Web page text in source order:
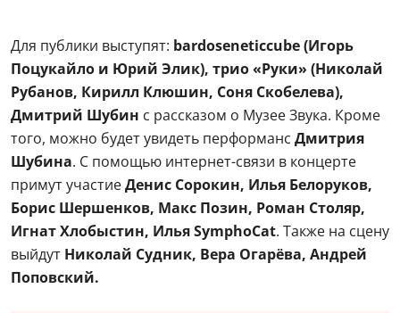
Для публики выступят: bardoseneticcube (Игорь
Поцукайло и Юрий Элик), трио «Руки» (Николай
Рубанов, Кирилл Клюшин, Соня Скобелева),
Дмитрий Шубин с рассказом о Музее Звука. Кроме
того, можно будет увидеть перформанс Дмитрия
Шубина. С помощью интернет-связи в концерте
примут участиеДенис Сорокин, Илья Белоруков,
Борис Шершенков, Макс Позин, Роман Столяр,
Игнат Хлобыстин, Илья SymphoCat. Также на сцену
выйдут Николай Судник, Вера Огарёва, Андрей
Поповский.